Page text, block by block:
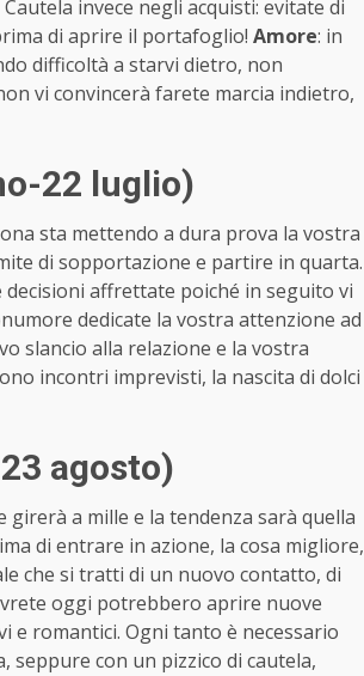
invece negli acquisti: evitate di
di aprire il portafoglio! Amore: in
difficoltà a starvi dietro, non
vi convincerà farete marcia indietro,
22 luglio)
sta mettendo a dura prova la vostra
di sopportazione e partire in quarta.
decisioni affrettate poiché in seguito vi
dedicate la vostra attenzione ad
slancio alla relazione e la vostra
incontri imprevisti, la nascita di dolci
agosto)
a mille e la tendenza sarà quella
di entrare in azione, la cosa migliore,
che si tratti di un nuovo contatto, di
oggi potrebbero aprire nuove
e romantici. Ogni tanto è necessario
seppure con un pizzico di cautela,